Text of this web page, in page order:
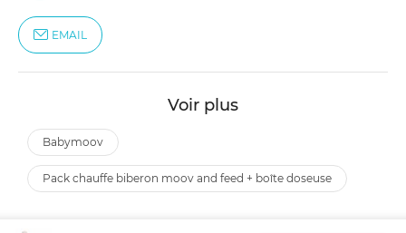
EMAIL
Voir plus
babymoov
pack chauffe biberon moov and feed + boîte doseuse